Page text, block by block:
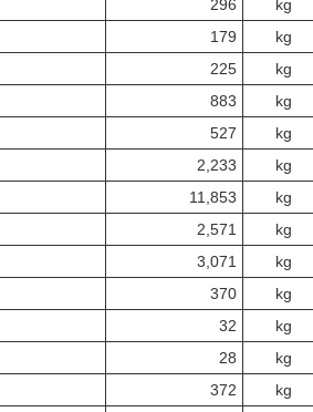
296 kg
179 kg
225 kg
883 kg
527 kg
2,233 kg
11,853 kg
2,571 kg
3,071 kg
370 kg
32 kg
28 kg
372 kg